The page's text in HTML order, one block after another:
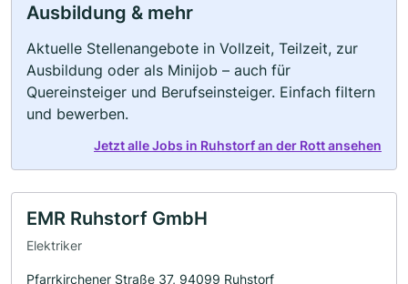
Ausbildung & mehr
Aktuelle Stellenangebote in Vollzeit, Teilzeit, zur
Ausbildung oder als Minijob – auch für
Quereinsteiger und Berufseinsteiger. Einfach filtern
und bewerben.
Jetzt alle Jobs in Ruhstorf an der Rott ansehen
EMR Ruhstorf GmbH
Elektriker
Pfarrkirchener Straße 37, 94099 Ruhstorf